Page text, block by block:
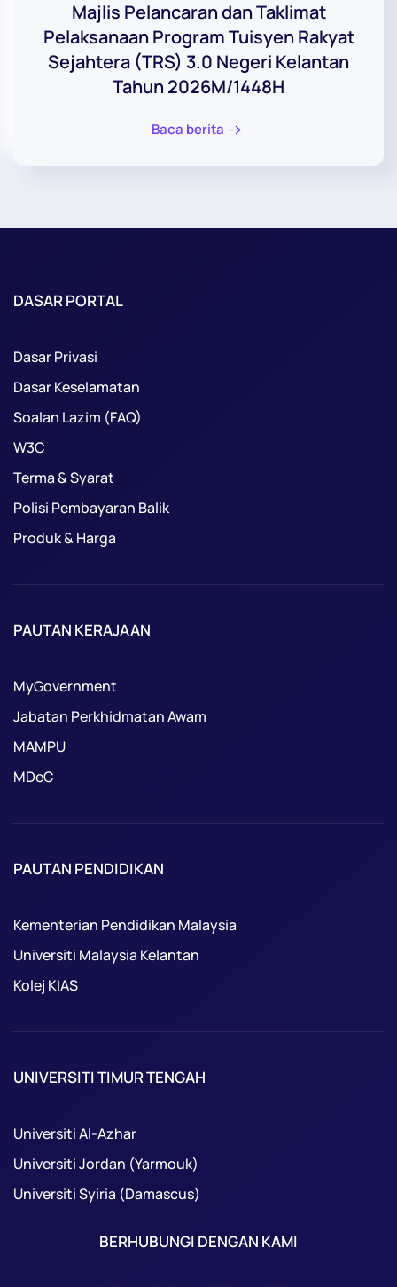
Majlis Pelancaran dan Taklimat
Pelaksanaan Program Tuisyen Rakyat
Sejahtera (TRS) 3.0 Negeri Kelantan
Tahun 2026M/1448H
Baca berita
DASAR PORTAL
Dasar Privasi
Dasar Keselamatan
Soalan Lazim (FAQ)
W3C
Terma & Syarat
Polisi Pembayaran Balik
Produk & Harga
PAUTAN KERAJAAN
MyGovernment
Jabatan Perkhidmatan Awam
MAMPU
MDeC
PAUTAN PENDIDIKAN
Kementerian Pendidikan Malaysia
Universiti Malaysia Kelantan
Kolej KIAS
UNIVERSITI TIMUR TENGAH
Universiti Al-Azhar
Universiti Jordan (Yarmouk)
Universiti Syiria (Damascus)
BERHUBUNGI DENGAN KAMI